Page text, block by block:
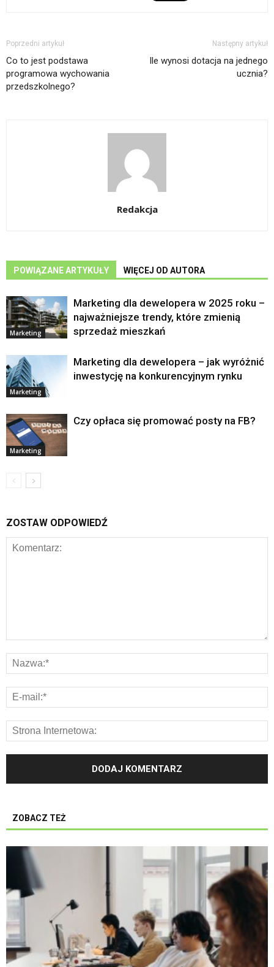
Poprzedni artykuł
Co to jest podstawa
programowa wychowania
przedszkolnego?
Następny artykuł
Ile wynosi dotacja na jednego
ucznia?
Redakcja
POWIĄZANE ARTYKUŁY WIĘCEJ OD AUTORA
Marketing
Marketing dla dewelopera w 2025 roku –
najważniejsze trendy, które zmienią
sprzedaż mieszkań
Marketing
Marketing dla dewelopera – jak wyróżnić
inwestycję na konkurencyjnym rynku
Marketing
Czy opłaca się promować posty na FB?
ZOSTAW ODPOWIEDŹ
ZOBACZ TEŻ